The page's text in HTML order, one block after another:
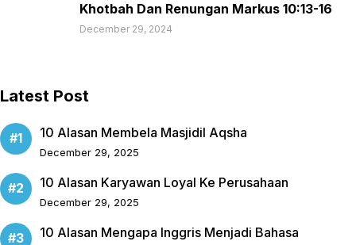
Khotbah Dan Renungan Markus 10:13-16
December 29, 2024
Latest Post
10 Alasan Membela Masjidil Aqsha
December 29, 2025
10 Alasan Karyawan Loyal Ke Perusahaan
December 29, 2025
10 Alasan Mengapa Inggris Menjadi Bahasa